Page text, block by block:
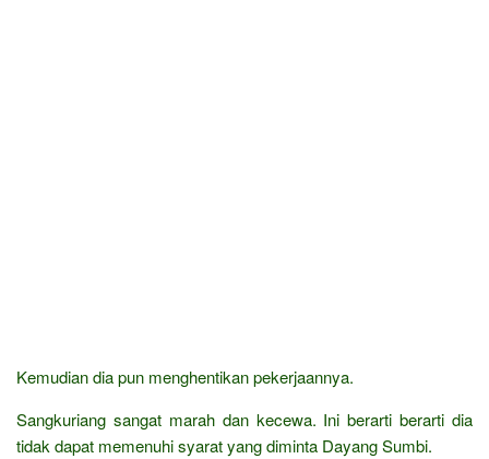
Kemudian dia pun menghentikan pekerjaannya.
Sangkuriang sangat marah dan kecewa. Ini berarti berarti dia
tidak dapat memenuhi syarat yang diminta Dayang Sumbi.